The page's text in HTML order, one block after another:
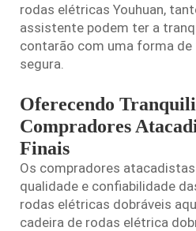
rodas elétricas Youhuan,
assistente podem ter a
contarão com uma forma
segura.
Oferecendo
Compradores
Finais
Os compradores
qualidade e confiabilidade
rodas elétricas dobráveis
cadeira de rodas elétrica